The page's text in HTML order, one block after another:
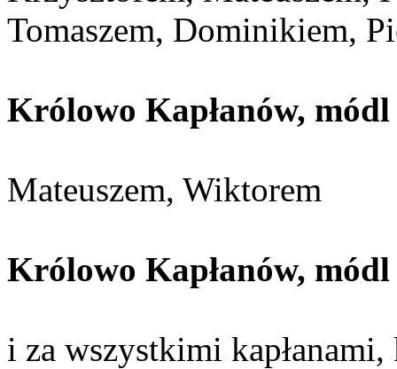
Tomaszem, Dominikiem,
Królowo Kapłanów,
Mateuszem, Wiktorem
Królowo Kapłanów,
i za wszystkimi